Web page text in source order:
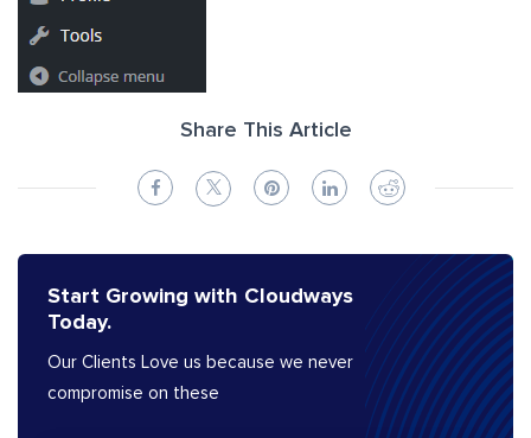
Share This Article
Start Growing with Cloudways
Today.
Our Clients Love us because we never
compromise on these